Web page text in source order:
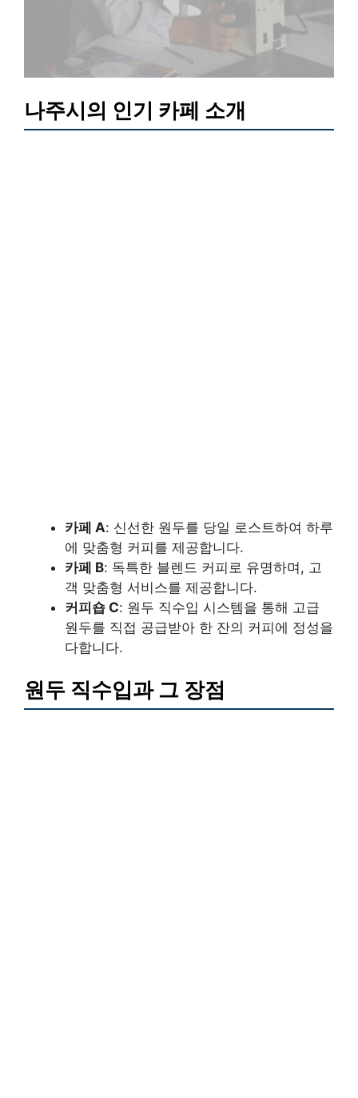
나주시의 인기 카페 소개
카페 A: 신선한 원두를 당일 로스트하여 하루
에 맞춤형 커피를 제공합니다.
카페 B: 독특한 블렌드 커피로 유명하며, 고
객 맞춤형 서비스를 제공합니다.
커피숍 C: 원두 직수입 시스템을 통해 고급
원두를 직접 공급받아 한 잔의 커피에 정성을
다합니다.
원두 직수입과 그 장점